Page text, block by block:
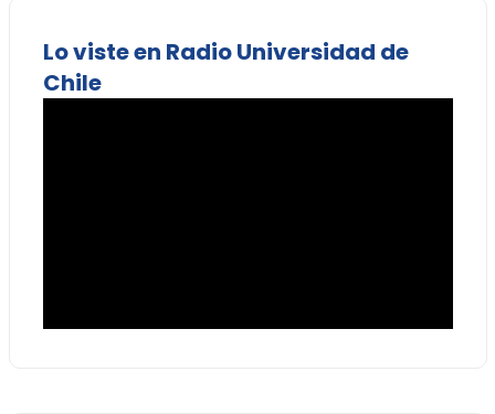
Lo viste en Radio Universidad de
Chile